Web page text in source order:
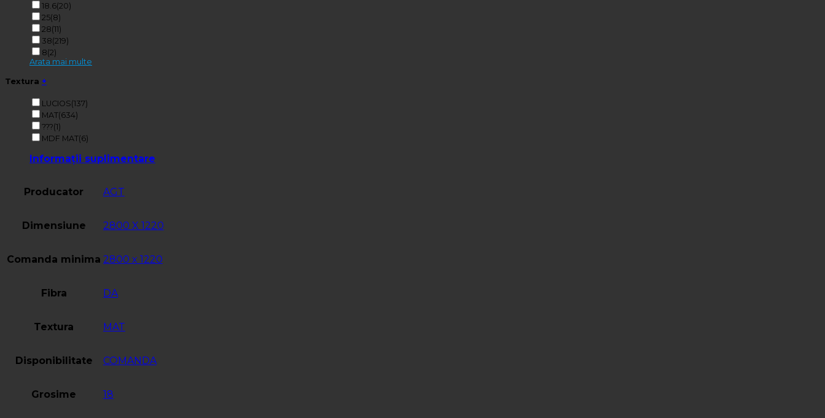
18.6(20)
25(8)
28(11)
38(219)
8(2)
Arata mai multe
Textura +
LUCIOS(137)
MAT(634)
???(1)
MDF MAT(6)
Informații suplimentare
Producator AGT
Dimensiune 2800 X 1220
Comanda minima 2800 x 1220
Fibra DA
Textura MAT
Disponibilitate COMANDA
Grosime 18